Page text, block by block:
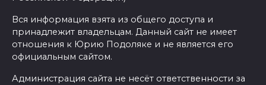
Вся информация взята из общего доступа и
принадлежит владельцам. Данный сайт не имеет
отношения к Юрию Подоляке и не является его
официальным сайтом.
Администрация сайта не несёт ответственности за